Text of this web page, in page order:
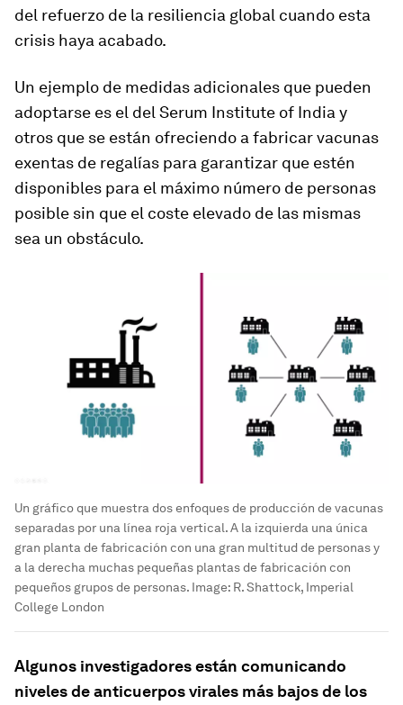
del refuerzo de la resiliencia global cuando esta
crisis haya acabado.
Un ejemplo de medidas adicionales que pueden
adoptarse es el del Serum Institute of India y
otros que se están ofreciendo a fabricar vacunas
exentas de regalías para garantizar que estén
disponibles para el máximo número de personas
posible sin que el coste elevado de las mismas
sea un obstáculo.
Un gráfico que muestra dos enfoques de producción de vacunas
separadas por una línea roja vertical. A la izquierda una única
gran planta de fabricación con una gran multitud de personas y
a la derecha muchas pequeñas plantas de fabricación con
pequeños grupos de personas. Image: R. Shattock, Imperial
College London
Algunos investigadores están comunicando
niveles de anticuerpos virales más bajos de los